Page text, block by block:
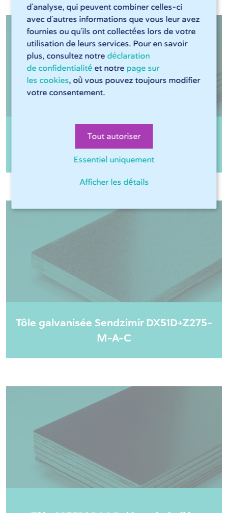
d'analyse, qui peuvent combiner celles-ci
avec d'autres informations que vous leur avez
fournies ou qu'ils ont collectées lors de votre
utilisation de leurs services. Pour en savoir
plus, consultez notre déclaration
de confidentialité et notre page sur
les cookies, où vous pouvez toujours modifier
votre consentement.
Tout autoriser
Essentiel uniquement
Afficher les détails
Tôle galvanisée Sendzimir DX51D+Z275-
M-A-C